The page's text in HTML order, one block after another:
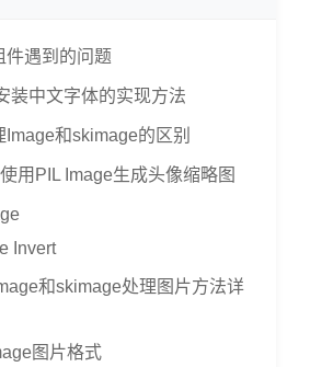
件遇到的问题
装中文字体的实现方法
和skimage的区别
用PIL Image生成头像缩略图
Invert
和skimage处理图片方法详
图片格式